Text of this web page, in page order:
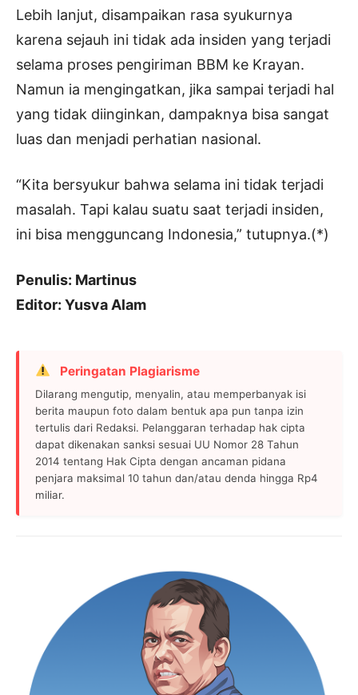
Lebih lanjut, disampaikan rasa syukurnya
karena sejauh ini tidak ada insiden yang terjadi
selama proses pengiriman BBM ke Krayan.
Namun ia mengingatkan, jika sampai terjadi hal
yang tidak diinginkan, dampaknya bisa sangat
luas dan menjadi perhatian nasional.
“Kita bersyukur bahwa selama ini tidak terjadi
masalah. Tapi kalau suatu saat terjadi insiden,
ini bisa mengguncang Indonesia,” tutupnya.(*)
Penulis: Martinus
Editor: Yusva Alam
Peringatan Plagiarisme
Dilarang mengutip, menyalin, atau memperbanyak isi
berita maupun foto dalam bentuk apa pun tanpa izin
tertulis dari Redaksi. Pelanggaran terhadap hak cipta
dapat dikenakan sanksi sesuai UU Nomor 28 Tahun
2014 tentang Hak Cipta dengan ancaman pidana
penjara maksimal 10 tahun dan/atau denda hingga Rp4
miliar.